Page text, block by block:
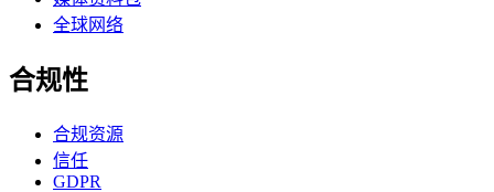
全球网络
合规性
合规资源
信任
GDPR